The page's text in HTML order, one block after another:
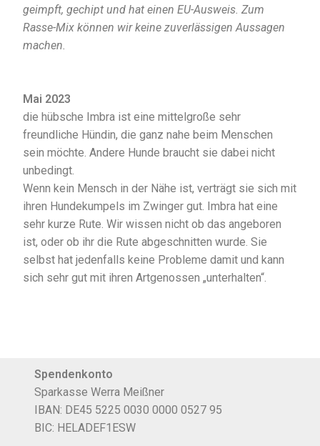
geimpft, gechipt und hat einen EU-Ausweis. Zum
Rasse-Mix können wir keine zuverlässigen Aussagen
machen.
Mai 2023
die hübsche Imbra ist eine mittelgroße sehr
freundliche Hündin, die ganz nahe beim Menschen
sein möchte. Andere Hunde braucht sie dabei nicht
unbedingt.
Wenn kein Mensch in der Nähe ist, verträgt sie sich mit
ihren Hundekumpels im Zwinger gut. Imbra hat eine
sehr kurze Rute. Wir wissen nicht ob das angeboren
ist, oder ob ihr die Rute abgeschnitten wurde. Sie
selbst hat jedenfalls keine Probleme damit und kann
sich sehr gut mit ihren Artgenossen „unterhalten“.
Spendenkonto
Sparkasse Werra Meißner
IBAN: DE45 5225 0030 0000 0527 95
BIC: HELADEF1ESW